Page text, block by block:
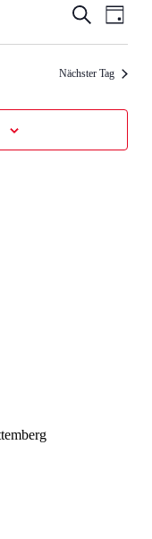
Suche
Tag
Nächster Tag